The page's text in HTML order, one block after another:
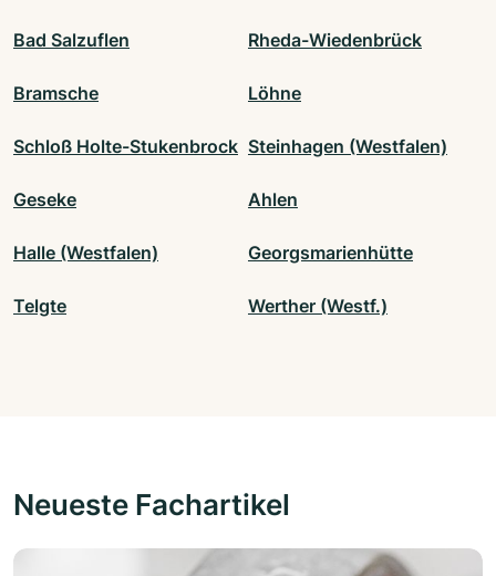
Bad Salzuflen Rheda-Wiedenbrück
Bramsche Löhne
Schloß Holte-Stukenbrock Steinhagen (Westfalen)
Geseke Ahlen
Halle (Westfalen) Georgsmarienhütte
Telgte Werther (Westf.)
Neueste Fachartikel